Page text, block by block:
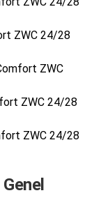
ZWC 24/28
ZWC
ZWC 24/28
ZWC 24/28